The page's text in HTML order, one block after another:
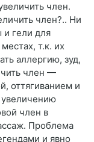
член.
член?.. Ни
и гели для
т.к. их
аллергию, зуд,
член —
оттягиванием и
увеличению
член в
Проблема
и явно